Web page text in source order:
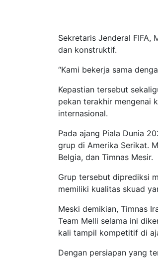
Sekretaris Jenderal
dan konstruktif.
“Kami bekerja sama
Kepastian tersebut
pekan terakhir mengenai
internasional.
Pada ajang Piala Dunia
grup di Amerika Serikat.
Belgia, dan Timnas Mesir.
Grup tersebut diprediksi
memiliki kualitas skuad
Meski demikian, Timnas
Team Melli selama ini
kali tampil kompetitif di
Dengan persiapan yang